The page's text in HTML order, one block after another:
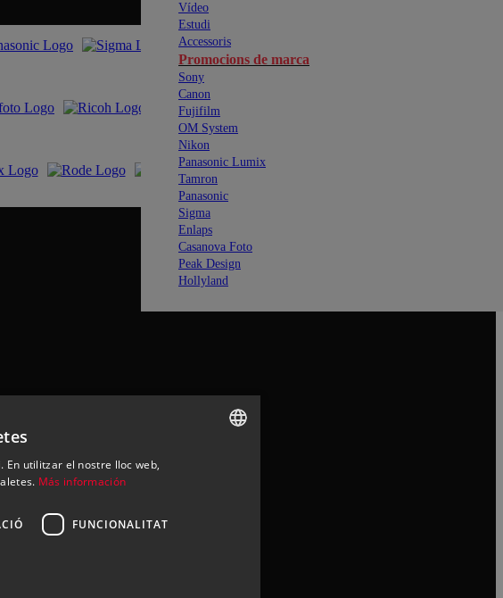
Vídeo
Estudi
Accessoris
Promocions de marca
Sony
Canon
Fujifilm
OM System
Nikon
Panasonic Lumix
Tamron
Panasonic
Sigma
Enlaps
Casanova Foto
Peak Design
Hollyland
utilitzar el nostre lloc web,
Más información
FUNCIONALITAT